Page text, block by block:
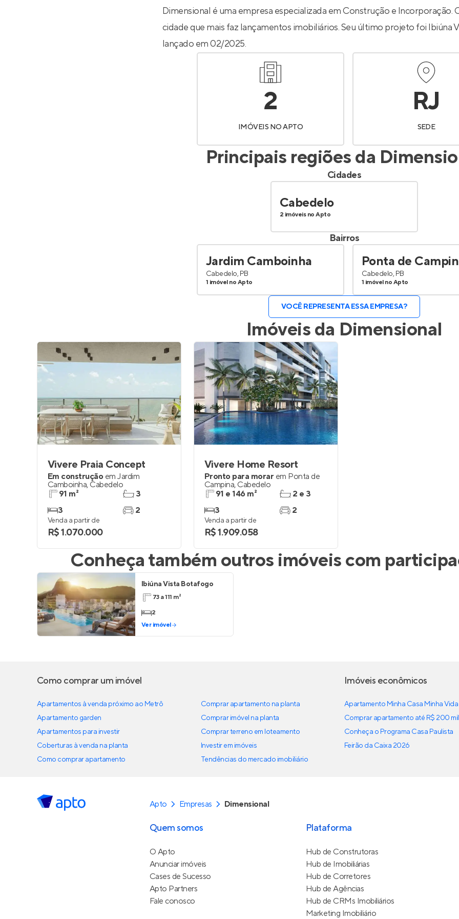
Entrar no Apto
Dimensional é uma empresa especializada em Construção e Incorporação.
cidade que mais faz lançamentos imobiliários. Seu último projeto foi Ibiúna
lançado em 02/2025.
2
IMÓVEIS NO APTO
RJ
SEDE
Principais regiões da
Cidades
Cabedelo
2 imóveis no Apto
Bairros
Jardim Camboinha
Cabedelo, PB
1 imóvel no Apto
Ponta de
Cabedelo, PB
1 imóvel no Apto
VOCÊ REPRESENTA ESSA EMPRESA?
Imóveis da Dimensional
Vivere Praia Concept
Em construção em Jardim
Camboinha, Cabedelo
91 m²
3
3
2
Venda a partir de
R$ 1.070.000
Vivere Home Resort
Pronto para morar em Ponta de
Campina, Cabedelo
91 e 146 m²
3
2 e 3
2
Venda a partir de
R$ 1.909.058
Conheça também outros imóveis com
Ibiúna Vista Botafogo
73 a 111 m²
2
Ver imóvel
Como comprar um imóvel
Apartamentos à venda próximo ao Metrô
Apartamento garden
Apartamentos para investir
Coberturas à venda na planta
Como comprar apartamento
Comprar apartamento na planta
Comprar imóvel na planta
Comprar terreno em loteamento
Investir em imóveis
Tendências do mercado imobiliário
Imóveis econômicos
Apartamento Minha Casa Minha Vida
Comprar apartamento até R$ 200 mil
Conheça o Programa Casa Paulista
Feirão da Caixa 2026
Apto Empresas Dimensional
Quem somos
O Apto
Anunciar imóveis
Cases de Sucesso
Apto Partners
Fale conosco
Plataforma
Hub de Construtoras
Hub de Imobiliárias
Hub de Corretores
Hub de Agências
Hub de CRMs Imobiliários
Marketing Imobiliário